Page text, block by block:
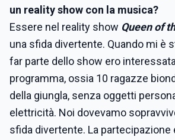
un reality show con la musica?
Essere nel reality show Queen of
una sfida divertente. Quando mi è
far parte dello show ero
programma, ossia 10 ragazze
della giungla, senza oggetti
elettricità. Noi dovevamo
sfida divertente. La partecipazione